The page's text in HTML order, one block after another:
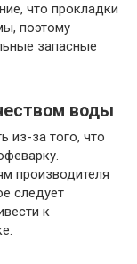
что прокладки
поэтому
запасные
воды
из-за того, что
производителя
следует
к